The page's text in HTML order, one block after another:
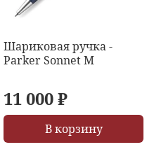
Шариковая ручка -
Parker Sonnet M
11 000 ₽
В корзину